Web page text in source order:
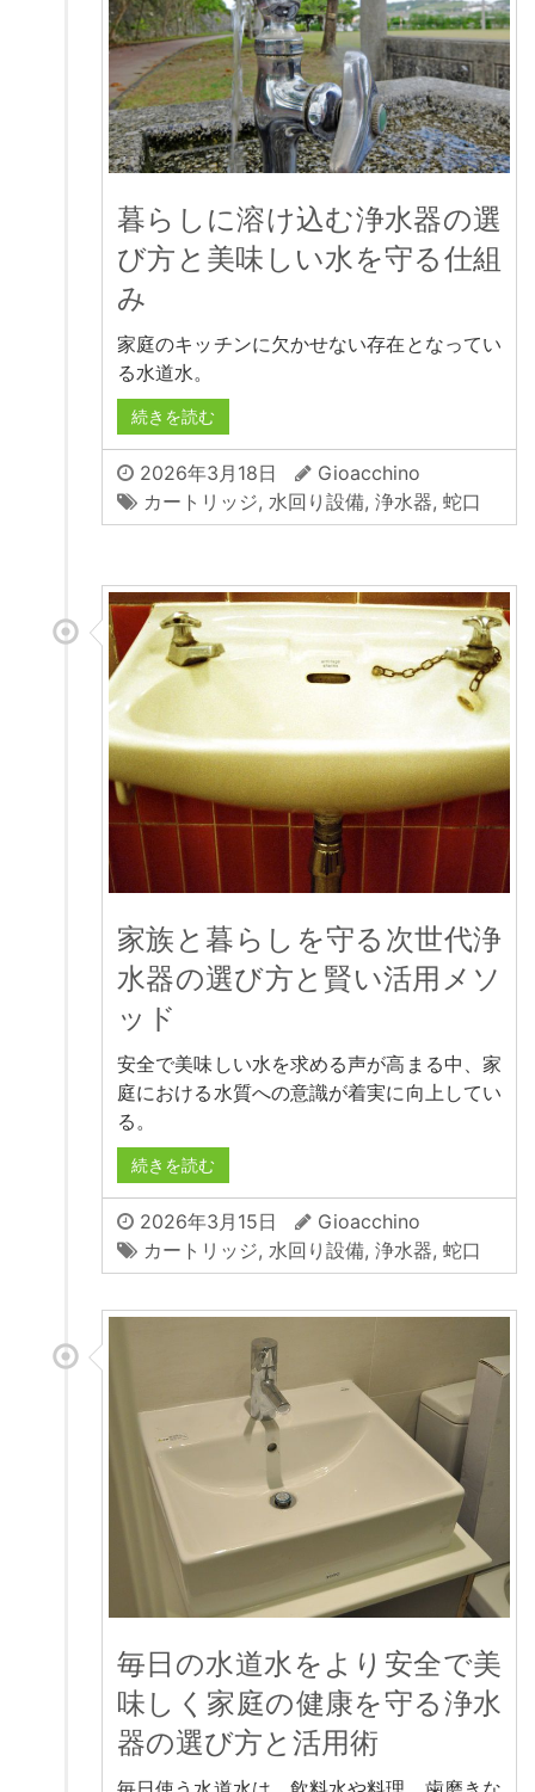
暮らしに溶け込む浄水器の選
び方と美味しい水を守る仕組
み
家庭のキッチンに欠かせない存在となってい
る水道水。
続きを読む
2026年3月18日
Gioacchino
カートリッジ, 水回り設備, 浄水器, 蛇口
家族と暮らしを守る次世代浄
水器の選び方と賢い活用メソ
ッド
安全で美味しい水を求める声が高まる中、家
庭における水質への意識が着実に向上してい
る。
続きを読む
2026年3月15日
Gioacchino
カートリッジ, 水回り設備, 浄水器, 蛇口
毎日の水道水をより安全で美
味しく家庭の健康を守る浄水
器の選び方と活用術